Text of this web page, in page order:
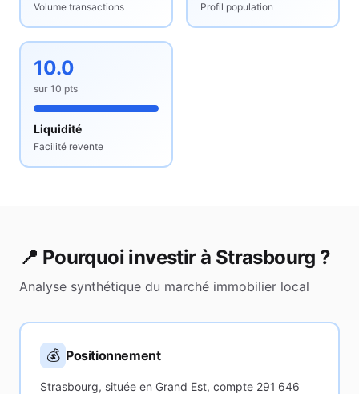
Volume transactions Profil population
10.0
sur 10 pts
Liquidité
Facilité revente
📍 Pourquoi investir à Strasbourg ?
Analyse synthétique du marché immobilier local
💰 Positionnement
Strasbourg, située en Grand Est, compte 291 646